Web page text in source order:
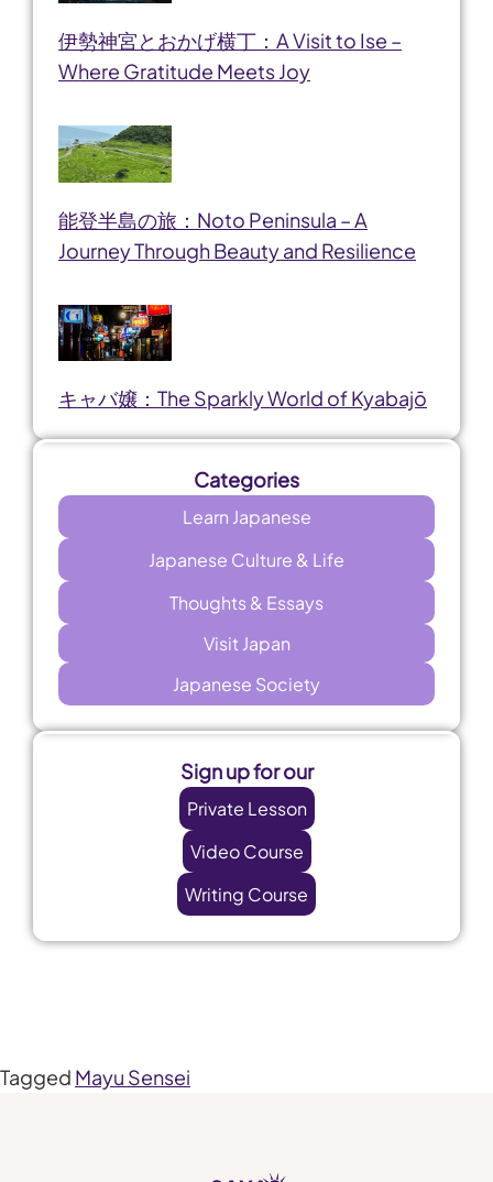
伊勢神宮とおかげ横丁：A Visit to Ise –
Where Gratitude Meets Joy
能登半島の旅：Noto Peninsula – A
Journey Through Beauty and Resilience
キャバ嬢：The Sparkly World of Kyabajō
Categories
Learn Japanese
Japanese Culture & Life
Thoughts & Essays
Visit Japan
Japanese Society
Sign up for our
Private Lesson
Video Course
Writing Course
Tagged Mayu Sensei